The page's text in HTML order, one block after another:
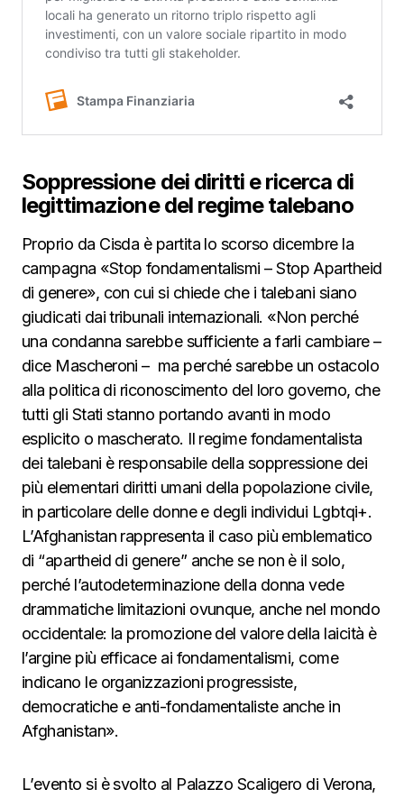
Soppressione dei diritti e ricerca di
legittimazione del regime talebano
Proprio da Cisda è partita lo scorso dicembre la
campagna «Stop fondamentalismi – Stop Apartheid
di genere», con cui si chiede che i talebani siano
giudicati dai tribunali internazionali. «Non perché
una condanna sarebbe sufficiente a farli cambiare –
dice Mascheroni – ma perché sarebbe un ostacolo
alla politica di riconoscimento del loro governo, che
tutti gli Stati stanno portando avanti in modo
esplicito o mascherato. Il regime fondamentalista
dei talebani è responsabile della soppressione dei
più elementari diritti umani della popolazione civile,
in particolare delle donne e degli individui Lgbtqi+.
L’Afghanistan rappresenta il caso più emblematico
di “apartheid di genere” anche se non è il solo,
perché l’autodeterminazione della donna vede
drammatiche limitazioni ovunque, anche nel mondo
occidentale: la promozione del valore della laicità è
l’argine più efficace ai fondamentalismi, come
indicano le organizzazioni progressiste,
democratiche e anti-fondamentaliste anche in
Afghanistan».
L’evento si è svolto al Palazzo Scaligero di Verona,